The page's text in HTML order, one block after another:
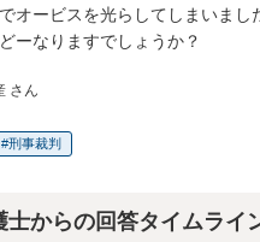
オービスを光らしてしまいまし
ーなりますでしょうか？
さん
刑事裁判
士からの回答タイムライ